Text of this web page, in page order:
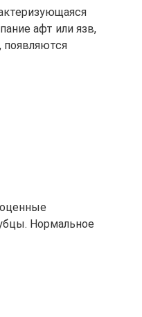
афт или язв,
появляются
Нормальное